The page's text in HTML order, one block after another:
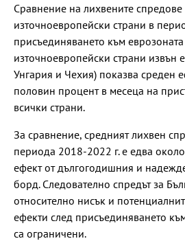
Сравнение на лихвените спредове
източноевропейски страни в
присъединяването към
източноевропейски страни извън
Унгария и Чехия) показва среден
половин процент в месеца на
всички страни.
За сравнение, средният лихвен
периода 2018-2022 г. е едва
ефект от дългогодишния и
борд. Следователно спредът за
относително нисък и
ефекти след присъединяването
са ограничени.